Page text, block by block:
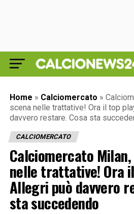
Home » Calciomercato »
scena nelle trattative! Ora il top
davvero restare. Cosa sta
CALCIOMERCATO
Calciomercato
nelle trattative! Ora
Allegri può davvero
sta succedendo